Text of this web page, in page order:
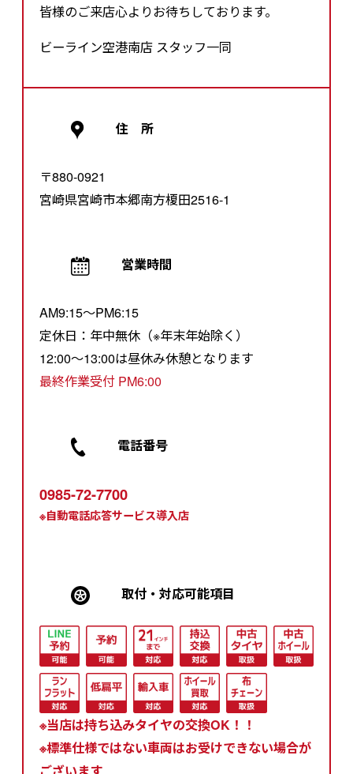
皆様のご来店心よりお待ちしております。
ビーライン空港南店 スタッフ一同
住 所
〒880-0921
宮崎県宮崎市本郷南方榎田2516-1
営業時間
AM9:15～PM6:15
定休日：年中無休（※年末年始除く）
12:00～13:00は昼休み休憩となります
最終作業受付 PM6:00
電話番号
0985-72-7700
※自動電話応答サービス導入店
取付・対応可能項⽬
※当店は持ち込みタイヤの交換OK！！
※標準仕様ではない車両はお受けできない場合が